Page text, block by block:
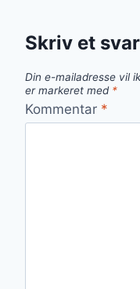
Skriv et svar
Din e-mailadresse vil
er markeret med *
Kommentar *